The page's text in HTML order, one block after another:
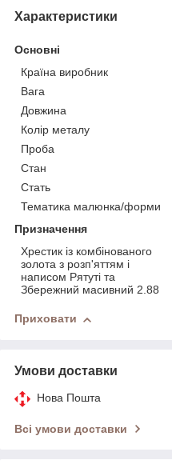
Характеристики
Основні
Країна виробник
Вага
Довжина
Колір металу
Проба
Стан
Стать
Тематика малюнка/форми
Призначення
Хрестик із комбінованого
золота з розп'яттям і
написом Рятуті та
Збережний масивний 2.88
Приховати
Умови доставки
Нова Пошта
Всі умови доставки